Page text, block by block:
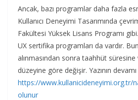
Ancak, bazı programlar daha fazla
Kullanıcı Deneyimi Tasarımında
Fakültesi Yüksek Lisans Programı
UX sertifika programları da vardır.
alınmasından sonra taahhüt süresine
düzeyine göre değişir. Yazının
https://www.kullanicideneyimi.org.tr/
olunur